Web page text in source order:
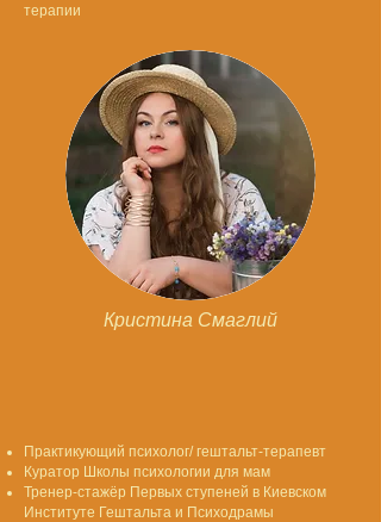
терапии
Кристина Смаглий
Практикующий психолог/ гештальт-терапевт
Куратор Школы психологии для мам
Тренер-стажёр Первых ступеней в Киевском
Институте Гештальта и Психодрамы